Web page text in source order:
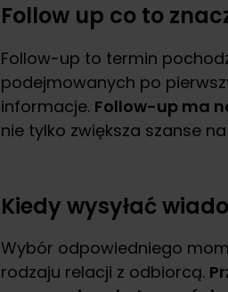
Follow up co to
Follow-up to termin
podejmowanych po
informacje. Follow-up ma
nie tylko zwiększa szanse
Kiedy wysyłać
Wybór odpowiedniego
rodzaju relacji z odbiorcą.